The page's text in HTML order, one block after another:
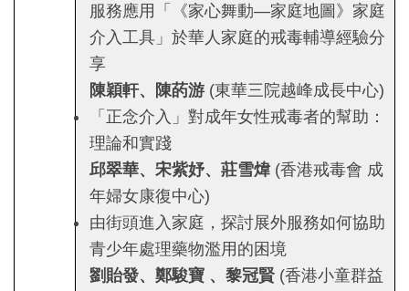
服務應用「《家心舞動—家庭地圖》家庭
介入工具」於華人家庭的戒毒輔導經驗分
享
陳穎軒、陳菂游 (東華三院越峰成長中心)
「正念介入」對成年女性戒毒者的幫助：
理論和實踐
邱翠華、宋紫妤、莊雪煒(香港戒毒會 成
年婦女康復中心)
由街頭進入家庭，探討展外服務如何協助
青少年處理藥物濫用的困境
劉貽發、鄭駿寶 、黎冠賢 (香港小童群益